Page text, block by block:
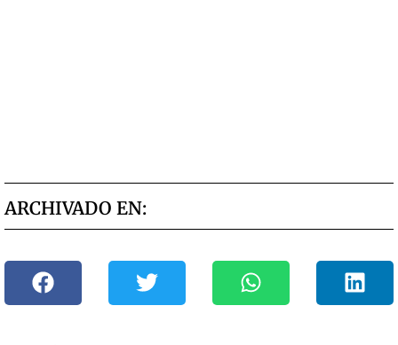
ARCHIVADO EN: